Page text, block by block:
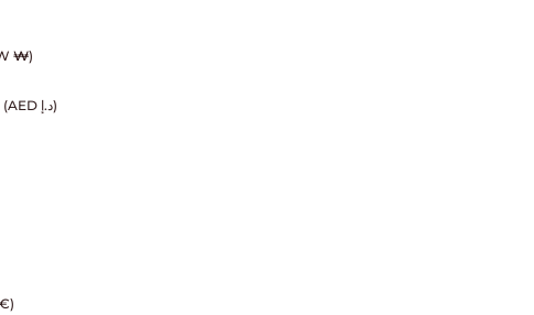
₩)
EMIRATI ARABI UNITI (AED د.إ)